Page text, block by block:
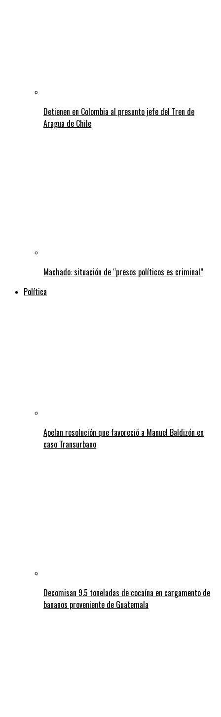
Detienen en Colombia al presunto jefe del Tren de
Aragua de Chile
Machado: situación de “presos políticos es criminal”
Política
Apelan resolución que favoreció a Manuel Baldizón en
caso Transurbano
Decomisan 9.5 toneladas de cocaína en cargamento de
bananos proveniente de Guatemala